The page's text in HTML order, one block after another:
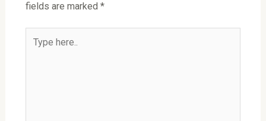
fields are marked *
here..